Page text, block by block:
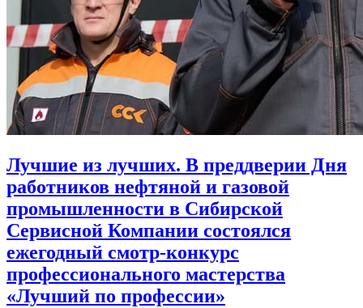
Лучшие из лучших. В преддверии Дня
работников нефтяной и газовой
промышленности в Сибирской
Сервисной Компании состоялся
ежегодный смотр-конкурс
профессионального мастерства
«Лучший по профессии»